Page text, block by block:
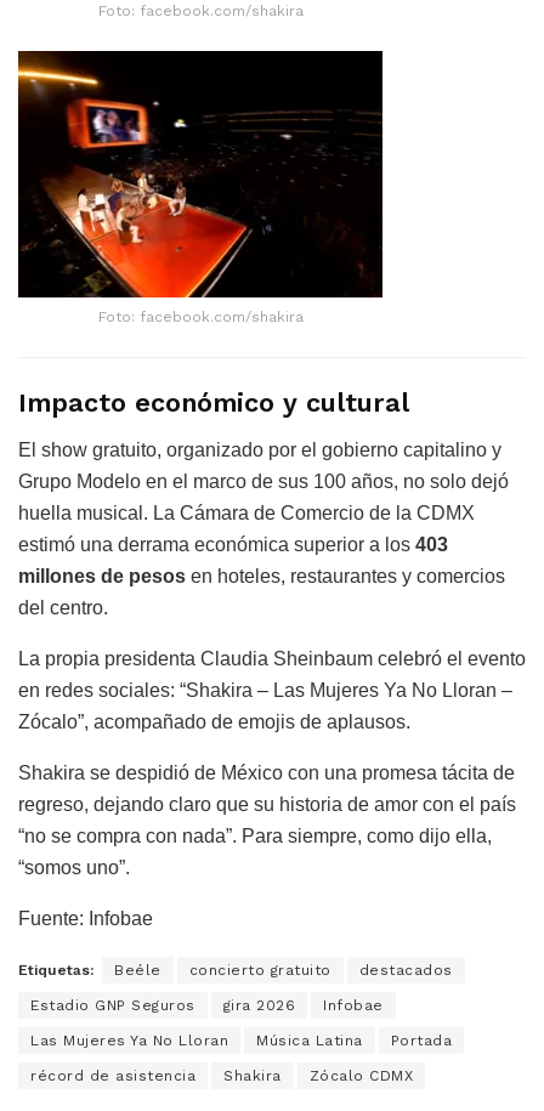
Foto: facebook.com/shakira
Foto: facebook.com/shakira
Impacto económico y cultural
El show gratuito, organizado por el gobierno capitalino y
Grupo Modelo en el marco de sus 100 años, no solo dejó
huella musical. La Cámara de Comercio de la CDMX
estimó una derrama económica superior a los 403
millones de pesos en hoteles, restaurantes y comercios
del centro.
La propia presidenta Claudia Sheinbaum celebró el evento
en redes sociales: “Shakira – Las Mujeres Ya No Lloran –
Zócalo”, acompañado de emojis de aplausos.
Shakira se despidió de México con una promesa tácita de
regreso, dejando claro que su historia de amor con el país
“no se compra con nada”. Para siempre, como dijo ella,
“somos uno”.
Fuente: Infobae
Etiquetas: Beéle concierto gratuito destacados
Estadio GNP Seguros gira 2026 Infobae
Las Mujeres Ya No Lloran Música Latina Portada
récord de asistencia Shakira Zócalo CDMX